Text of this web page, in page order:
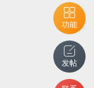
功能
发帖